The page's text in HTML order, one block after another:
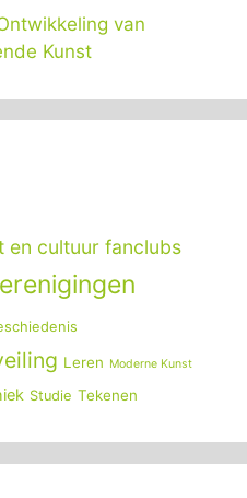
van
Kunst
en cultuur fanclubs
Leren Moderne Kunst
Studie Tekenen